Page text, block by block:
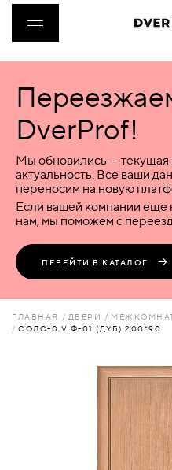
ДВЕРИ
ФУРНИТУРА
ВОРОТА
ПЕРЕГОРОДКИ
КОМПЛЕКТУЮЩИЕ
DverProf!
Мы обновились — текущая
актуальность. Все ваши
переносим на новую
Если вашей компании еще
нам, мы поможем с
ПЕРЕЙТИ В КАТАЛОГ
ГЛАВНАЯ ДВЕРИ
СОЛО-0.V Ф-01 (ДУБ) 200*90